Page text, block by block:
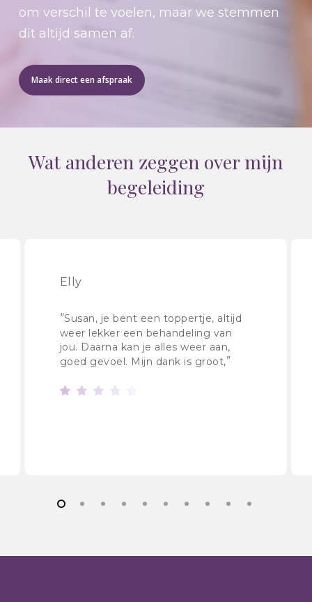
om verschil te voelen, maar we stemmen
dit altijd samen af.
Maak direct een afspraak
Wat anderen zeggen over mijn
begeleiding
Elly
“Susan, je bent een toppertje, altijd
weer lekker een behandeling van
jou. Daarna kan je alles weer aan,
goed gevoel. Mijn dank is groot,”